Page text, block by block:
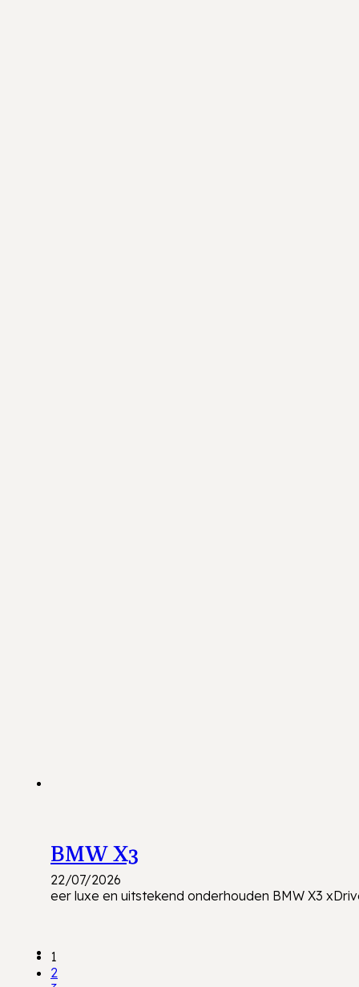
BMW X3
22/07/2026
eer luxe en uitstekend onderhouden BMW X3
1
2